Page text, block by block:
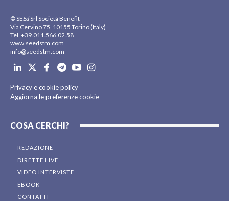
© SEEdSrl Società Benefit
Via Cervino 75, 10155 Torino (Italy)
Tel. +39.011.566.02.58
www.seedstm.com
info@seedstm.com
Privacy e cookie policy
Aggiorna le preferenze cookie
COSA CERCHI?
REDAZIONE
DIRETTE LIVE
VIDEO INTERVISTE
EBOOK
CONTATTI